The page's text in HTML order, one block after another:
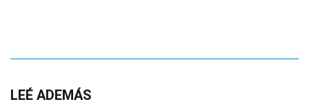
LEÉ ADEMÁS